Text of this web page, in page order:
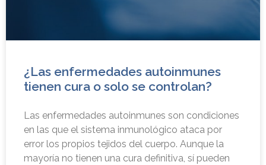
¿Las enfermedades autoinmunes
tienen cura o solo se controlan?
Las enfermedades autoinmunes son condiciones
en las que el sistema inmunológico ataca por
error los propios tejidos del cuerpo. Aunque la
mayoría no tienen una cura definitiva, sí pueden